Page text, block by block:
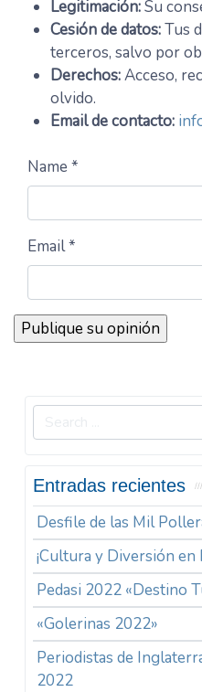
Legitimación:Su
Cesión de datos:Tus
terceros, salvo por
Derechos:Acceso,
olvido.
Email de contacto:
Name *
Email *
Entradas recientes
Desfile de las Mil
¡Cultura y Diversión en
Pedasi 2022 «Destino
«Golerinas 2022»
Periodistas de
2022